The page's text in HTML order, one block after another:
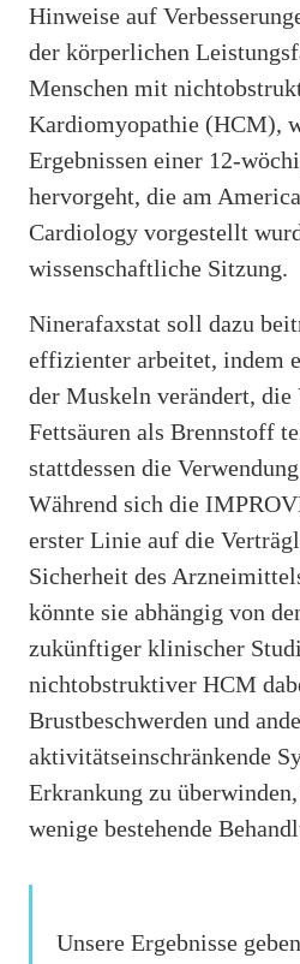
Hinweise auf
der körperlichen
Menschen mit
Kardiomyopathie (HCM),
Ergebnissen einer 12-
hervorgeht, die am
Cardiology vorgestellt
wissenschaftliche Sitzung.
Ninerafaxstat soll dazu
effizienter arbeitet, indem
der Muskeln verändert, die
Fettsäuren als Brennstoff
stattdessen die
Während sich die
erster Linie auf die
Sicherheit des
könnte sie abhängig von
zukünftiger klinischer
nichtobstruktiver HCM
Brustbeschwerden und
aktivitätseinschränkende
Erkrankung zu
wenige bestehende
Unsere Ergebnisse